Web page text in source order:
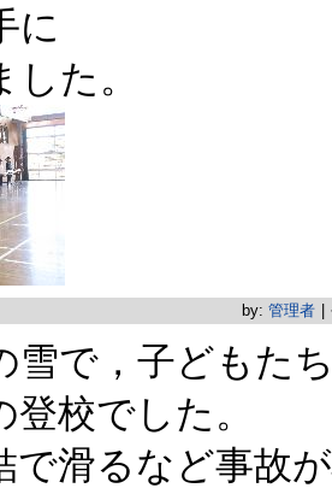
に
た。
by: 管理者
雪で，子どもた
校でした。
で滑るなど事故